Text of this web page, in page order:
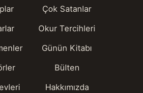
Çok Satanlar
Okur Tercihleri
Günün Kitabı
Bülten
Hakkımızda